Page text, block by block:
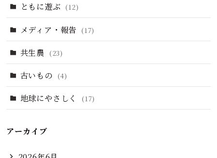
ともに遊ぶ (12)
メディア・報告 (17)
共生農 (23)
古いもの (4)
地球にやさしく (17)
アーカイブ